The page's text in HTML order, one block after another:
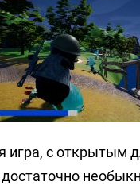
игра, с открытым